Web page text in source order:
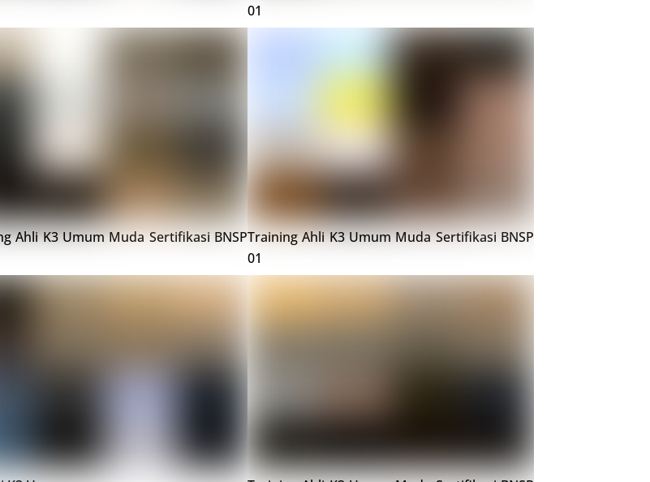
01
Ahli K3 Umum Muda Sertifikasi BNSPTraining Ahli K3 Umum Muda Sertifikasi BNSP
01